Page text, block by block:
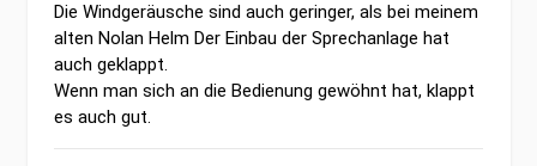
Die Windgeräusche sind auch geringer, als bei meinem
alten Nolan Helm Der Einbau der Sprechanlage hat
auch geklappt.
Wenn man sich an die Bedienung gewöhnt hat, klappt
es auch gut.